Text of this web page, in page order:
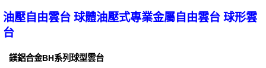
油壓自由雲台 球體油壓式專業金屬自由雲台 球形雲
台
鎂鋁合金BH系列球型雲台